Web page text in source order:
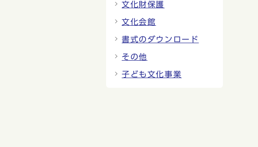
文化財保護
文化会館
書式のダウンロード
その他
子ども文化事業